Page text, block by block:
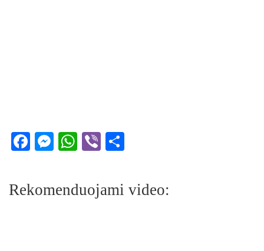
Facebook
Messenger
WhatsApp
Viber
Rekomenduojami video: